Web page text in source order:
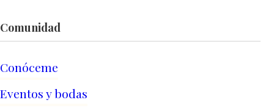
Comunidad
Conóceme
Eventos y bodas